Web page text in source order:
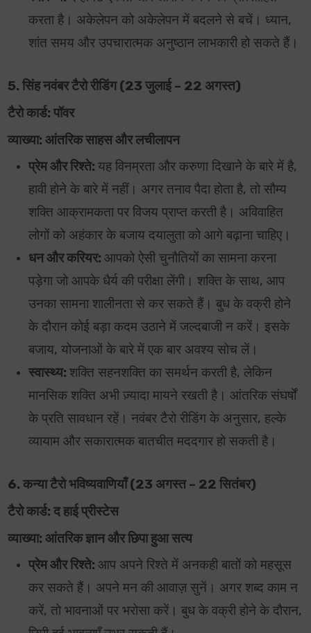
करता है। अकेलेपन को अकेलेपन में बदलने से बचें। ध्यान,
शांत समय और उपचारात्मक अनुष्ठान लाभकारी हो सकते हैं।
5. सिंह नवंबर टैरो रीडिंग (23 जुलाई – 22 अगस्त)
टैरो कार्ड: पॉवर
व्याख्या: आंतरिक साहस और लचीलापन
प्रेम और रिश्ते:यह विनम्रता और करुणा दिखाने के बारे में है,
हावी होने के बारे में नहीं। अगर तनाव पैदा होता है, तो सौम्य
शक्ति आक्रामकता पर विजय प्राप्त करती है। अविवाहित
लोगों को अहंकार के बजाय दयालुता को आगे बढ़ाना चाहिए।
धन और करियर:आपको ऐसी चुनौतियों का सामना करना
पड़ेगा जो आपके धैर्य की परीक्षा लेंगी। शक्ति के साथ, आप
उनका सामना शालीनता से कर सकते हैं। बुध के वक्री होने
के दौरान कोई बड़ा कदम उठाने में जल्दबाजी न करें। इसके
बजाय, योजनाओं के बारे में एक बार अवश्य सोच लें।
स्वास्थ्य:शक्ति सहनशक्ति का समर्थन करती है, लेकिन
मानसिक शक्ति अभी ज़्यादा मायने रखती है। आंतरिक संघर्षों
के प्रति सावधान रहें। नवंबर टैरो रीडिंग के अनुसार, हल्के
व्यायाम और सकारात्मक बातचीत मददगार हो सकती है।
6. कन्या टैरो भविष्यवाणियाँ (23 अगस्त – 22 सितंबर)
टैरो कार्ड: द हाई प्रीस्टेस
व्याख्या: आंतरिक ज्ञान और छिपा हुआ सत्य
प्रेम और रिश्ते:आप अपने रिश्ते में अनकही बातों को महसूस
कर सकते हैं। अपने मन की आवाज़ सुनें। अगर शब्द काम न
करें, तो भावनाओं पर भरोसा करें। बुध के वक्री होने के दौरान,